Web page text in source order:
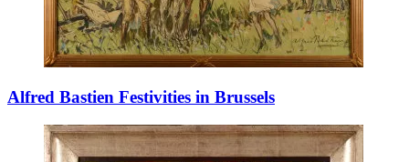
Alfred Bastien Festivities in Brussels